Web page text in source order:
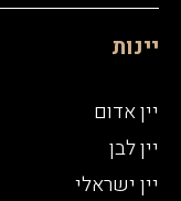
יינות
יין אדום
יין לבן
יין ישראלי